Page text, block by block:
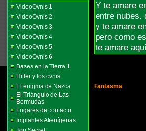
VideoOvnis 1
VideoOvnis 2
VideoOvnis 3
VideoOvnis 4
VideoOvnis 5
VideoOvnis 6
Bases en la Tierra 1
Hitler y los ovnis
El enigma de Nazca
El Triángulo de Las
Bermudas
Lugares de contacto
Implantes Alienígenas
Y te amare
entre nubes.
y te amare
pero como
te amare
Fantasma